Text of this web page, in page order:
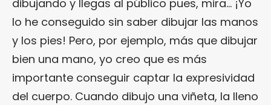
dibujando y llegas al público pues, mira… ¡Yo
lo he conseguido sin saber dibujar las manos
y los pies! Pero, por ejemplo, más que dibujar
bien una mano, yo creo que es más
importante conseguir captar la expresividad
del cuerpo. Cuando dibujo una viñeta, la lleno